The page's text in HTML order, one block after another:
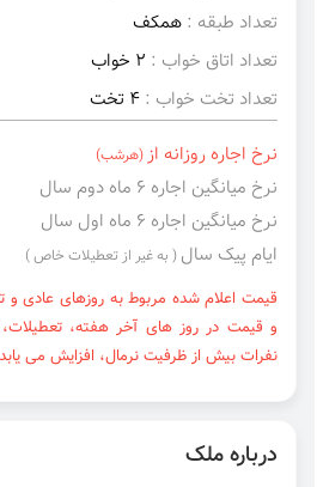
تعداد طبقه : همکف
تعداد اتاق خواب : 2 خواب
تعداد تخت خواب : 4 تخت
نرخ اجاره روزانه از (هرشب)
نرخ میانگین اجاره ۶ ماه دوم سال
نرخ میانگین اجاره ۶ ماه اول سال
ایام پیک سال ( به غیر از تعطیلات خاص )
قیمت اعلام شده مربوط به روزهای عادی
و قیمت در روز های آخر هفته، تعطیلات،
نفرات بیش از ظرفیت نرمال، افزایش می
درباره ملک